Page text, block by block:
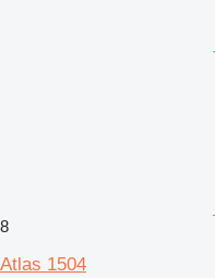
8
Atlas 1504